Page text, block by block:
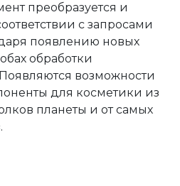
преобразуется и
с запросами
появлению новых
обработки
возможности
для косметики из
планеты и от самых